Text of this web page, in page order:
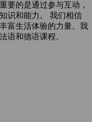
要的是通过参与互动，
识和能力。 我们相信
富生活体验的力量。我
语和德语课程。